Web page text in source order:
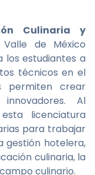
Culinaria y
de México
los estudiantes a
técnicos en el
permiten crear
Al
licenciatura
para trabajar
gestión hotelera,
culinaria, la
culinario.